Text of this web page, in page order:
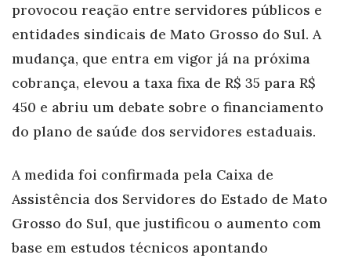
provocou reação entre servidores públicos e
entidades sindicais de Mato Grosso do Sul. A
mudança, que entra em vigor já na próxima
cobrança, elevou a taxa fixa de R$ 35 para R$
450 e abriu um debate sobre o financiamento
do plano de saúde dos servidores estaduais.
A medida foi confirmada pela Caixa de
Assistência dos Servidores do Estado de Mato
Grosso do Sul, que justificou o aumento com
base em estudos técnicos apontando